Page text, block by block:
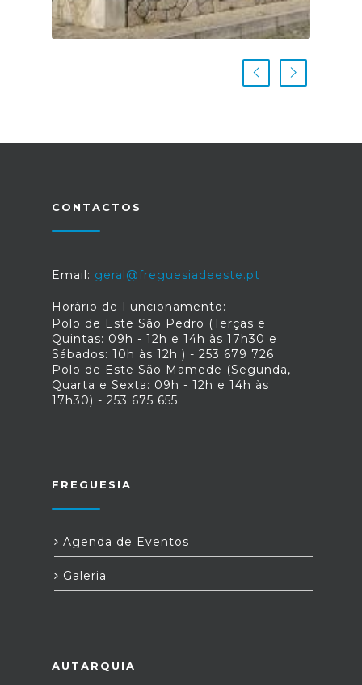
CONTACTOS
Email: geral@freguesiadeeste.pt
Horário de Funcionamento:
Polo de Este São Pedro (Terças e
Quintas: 09h - 12h e 14h às 17h30 e
Sábados: 10h às 12h ) - 253 679 726
Polo de Este São Mamede (Segunda,
Quarta e Sexta: 09h - 12h e 14h às
17h30) - 253 675 655
FREGUESIA
Agenda de Eventos
Galeria
AUTARQUIA